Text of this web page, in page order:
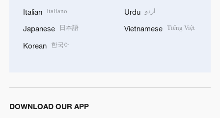
Italian Italiano
Japanese 日本語
Korean 한국어
Urdu اردو
Vietnamese Tiếng Việt
DOWNLOAD OUR APP